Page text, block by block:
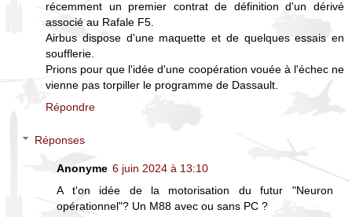
récemment un premier contrat de définition d'un dérivé
associé au Rafale F5.
Airbus dispose d'une maquette et de quelques essais en
soufflerie.
Prions pour que l'idée d'une coopération vouée à l'échec ne
vienne pas torpiller le programme de Dassault.
Répondre
Réponses
Anonyme 6 juin 2024 à 13:10
A t'on idée de la motorisation du futur "Neuron
opérationnel"? Un M88 avec ou sans PC ?